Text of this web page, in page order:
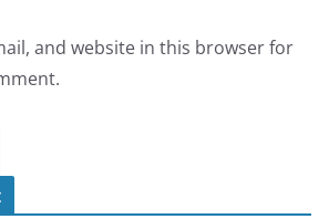
and website in this browser for